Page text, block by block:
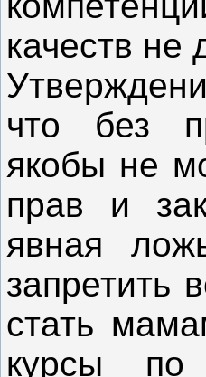
качеств не
что без
якобы не
прав и
явная
запретить
стать
курсы